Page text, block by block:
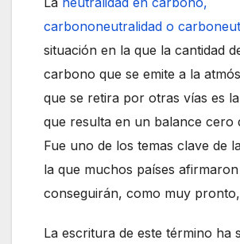
carbononeutralidad o
situación en la que la cantidad
carbono que se emite a la
que se retira por otras vías es
que resulta en un balance cero
Fue uno de los temas clave de
la que muchos países
conseguirán, como muy
La escritura de este término ha